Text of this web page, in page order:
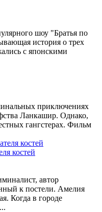
шоу "Братья по
история о трех
с японскими
приключениях
Ланкашир. Однако,
гангстерах. Фильм
костей
автор
к постели. Амелия
Когда в городе